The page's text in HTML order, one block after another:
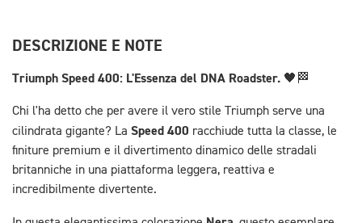
DESCRIZIONE E NOTE
Triumph Speed 400: L'Essenza del DNA Roadster. 🖤🏁
Chi l'ha detto che per avere il vero stile Triumph serve una
cilindrata gigante? La Speed 400 racchiude tutta la classe, le
finiture premium e il divertimento dinamico delle stradali
britanniche in una piattaforma leggera, reattiva e
incredibilmente divertente.